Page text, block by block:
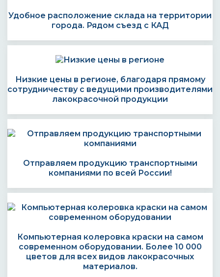
Удобное расположение склада на территории
города. Рядом съезд с КАД
Низкие цены в регионе, благодаря прямому
сотрудничеству с ведущими производителями
лакокрасочной продукции
Отправляем продукцию транспортными
компаниями по всей России!
Компьютерная колеровка краски на самом
современном оборудовании. Более 10 000
цветов для всех видов лакокрасочных
материалов.